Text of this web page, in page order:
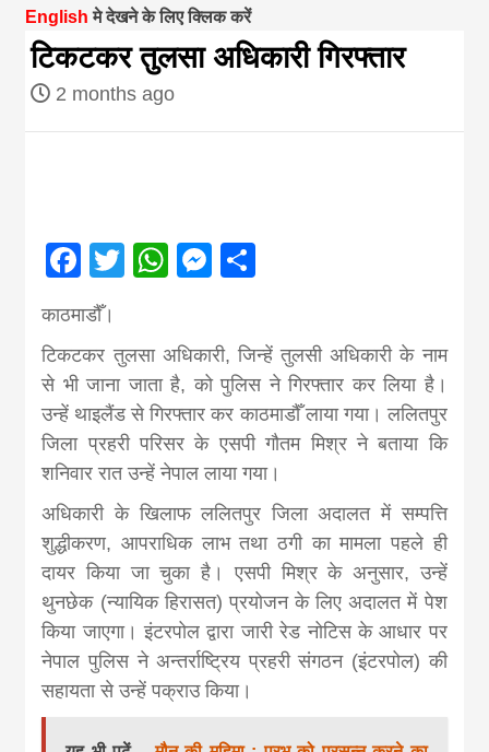
magazine of
Nepal brings
from
news,
khabar
English मे देखने के लिए क्लिक करें
टिकटकर तुलसा अधिकारी गिरफ्तार
2 months ago
Facebook
Twitter
WhatsApp
Messenger
काठमाडौँ।
टिकटकर तुलसा अधिकारी, जिन्हें तुलसी अधिकारी के नाम
से भी जाना जाता है, को पुलिस ने गिरफ्तार कर लिया है।
उन्हें थाइलैंड से गिरफ्तार कर काठमाडौँ लाया गया। ललितपुर
जिला प्रहरी परिसर के एसपी गौतम मिश्र ने बताया कि
शनिवार रात उन्हें नेपाल लाया गया।
अधिकारी के खिलाफ ललितपुर जिला अदालत में सम्पत्ति
शुद्धीकरण, आपराधिक लाभ तथा ठगी का मामला पहले ही
दायर किया जा चुका है। एसपी मिश्र के अनुसार, उन्हें
थुनछेक (न्यायिक हिरासत) प्रयोजन के लिए अदालत में पेश
किया जाएगा। इंटरपोल द्वारा जारी रेड नोटिस के आधार पर
नेपाल पुलिस ने अन्तर्राष्ट्रिय प्रहरी संगठन (इंटरपोल) की
सहायता से उन्हें पक्राउ किया।